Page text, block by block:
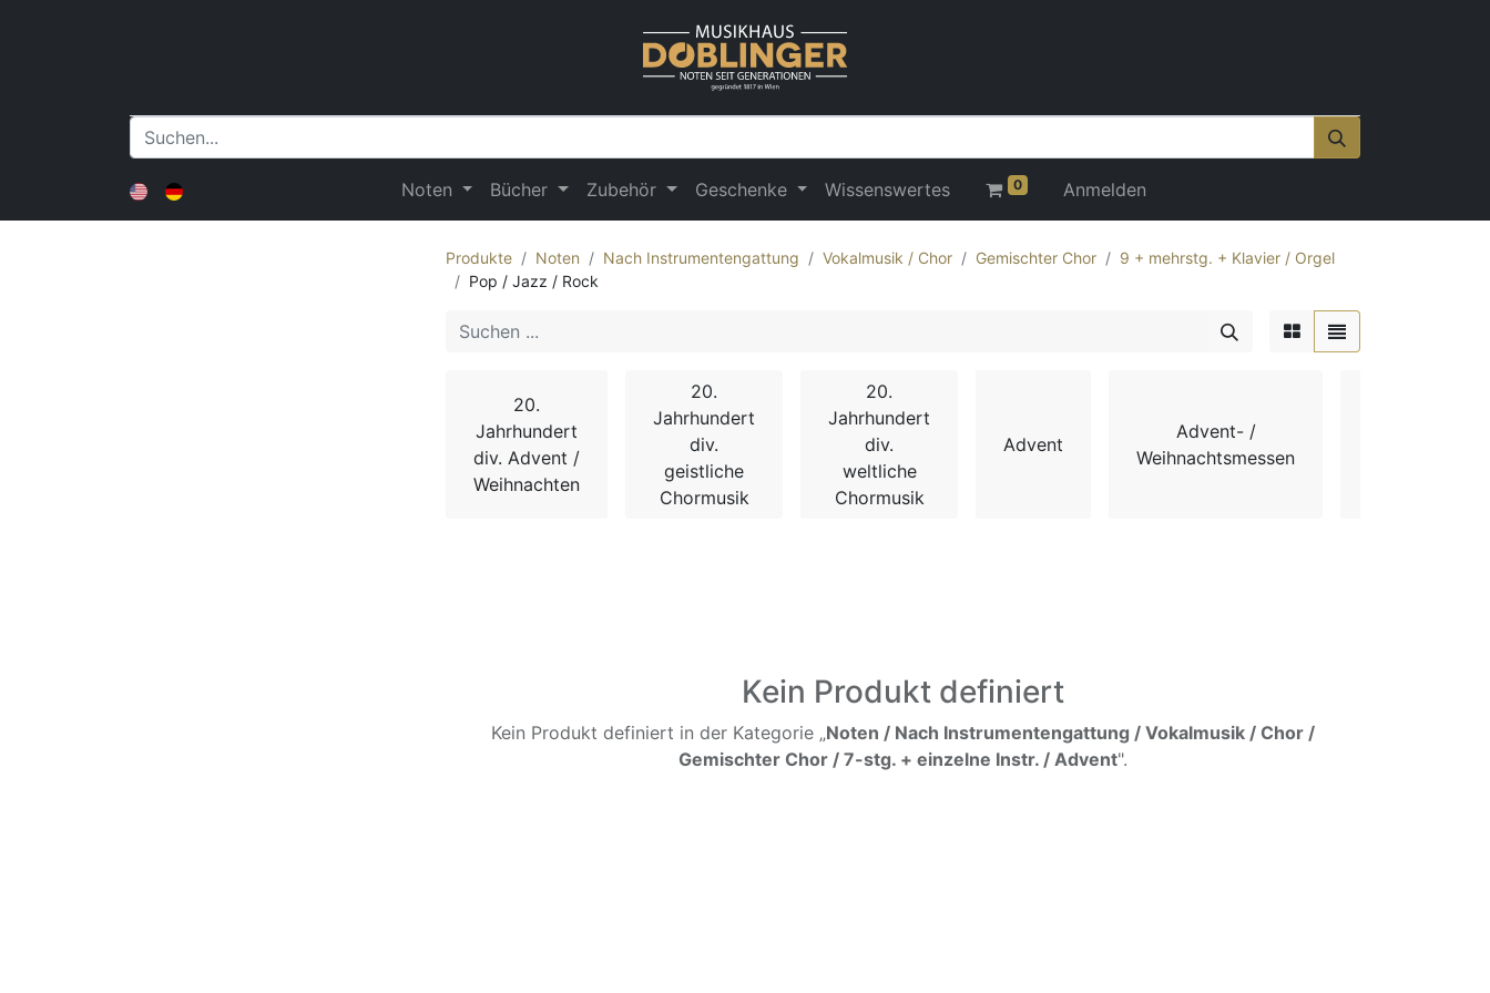
Noten Bücher Zubehör Geschenke Wissenswertes 0 Anmelden
Produkte Noten Nach Instrumentengattung Vokalmusik / Chor Gemischter Chor
9 + mehrstg. + Klavier / Orgel
Pop / Jazz / Rock
20.
Jahrhundert
div. Advent /
Weihnachten
20.
Jahrhundert
div.
geistliche
Chormusik
20.
Jahrhundert
div.
weltliche
Chormusik
Advent
Advent- /
Weihnachtsmessen
Kein Produkt definiert
Kein Produkt definiert in der Kategorie „Noten / Nach Instrumentengattung / Vokalmusik / Chor /
Gemischter Chor / 7-stg. + einzelne Instr. / Advent".